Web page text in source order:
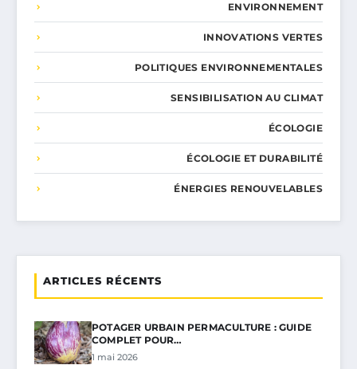
ENVIRONNEMENT
INNOVATIONS VERTES
POLITIQUES ENVIRONNEMENTALES
SENSIBILISATION AU CLIMAT
ÉCOLOGIE
ÉCOLOGIE ET DURABILITÉ
ÉNERGIES RENOUVELABLES
ARTICLES RÉCENTS
POTAGER URBAIN PERMACULTURE : GUIDE
COMPLET POUR…
1 mai 2026